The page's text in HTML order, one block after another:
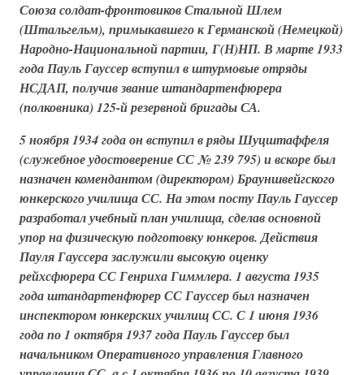
Союза солдат-фронтовиков Стальной Шлем
(Штальгельм), примыкавшего к Германской (Немецкой)
Народно-Национальной партии, Г(Н)НП. В марте 1933
года Пауль Гауссер вступил в штурмовые отряды
НСДАП, получив звание штандартенфюрера
(полковника) 125-й резервной бригады СА.
5 ноября 1934 года он вступил в рядыШуцштаффеля
(служебное удостоверение СС № 239 795) и вскоре был
назначен комендантом (директором)Брауншвейгского
юнкерского училища СС. На этом посту Пауль Гауссер
разработал учебный план училища, сделав основной
упор на физическую подготовку юнкеров. Действия
Пауля Гауссера заслужили высокую оценку
рейхсфюрера СС Генриха Гиммлера. 1 августа 1935
года штандартенфюрер СС Гауссер был назначен
инспектором юнкерских училищ СС. С 1 июня 1936
года по 1 октября 1937 года Пауль Гауссер был
начальником Оперативного управления Главного